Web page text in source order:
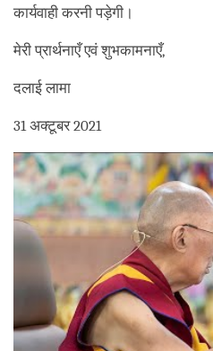
कार्यवाही करनी पड़ेगी।
मेरी प्रार्थनाएँ एवं शुभकामनाएँ,
दलाई लामा
31 अक्टूबर 2021